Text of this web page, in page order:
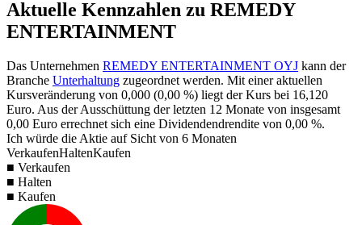
Aktuelle Kennzahlen zu REMEDY
ENTERTAINMENT
Das Unternehmen REMEDY ENTERTAINMENT OYJ kann der
Branche Unterhaltung zugeordnet werden. Mit einer aktuellen
Kursveränderung von 0,000 (0,00 %) liegt der Kurs bei 16,120
Euro. Aus der Ausschüttung der letzten 12 Monate von insgesamt
0,00 Euro errechnet sich eine Dividendendrendite von 0,00 %.
Ich würde die Aktie auf Sicht von 6 Monaten
VerkaufenHaltenKaufen
■ Verkaufen
■ Halten
■ Kaufen